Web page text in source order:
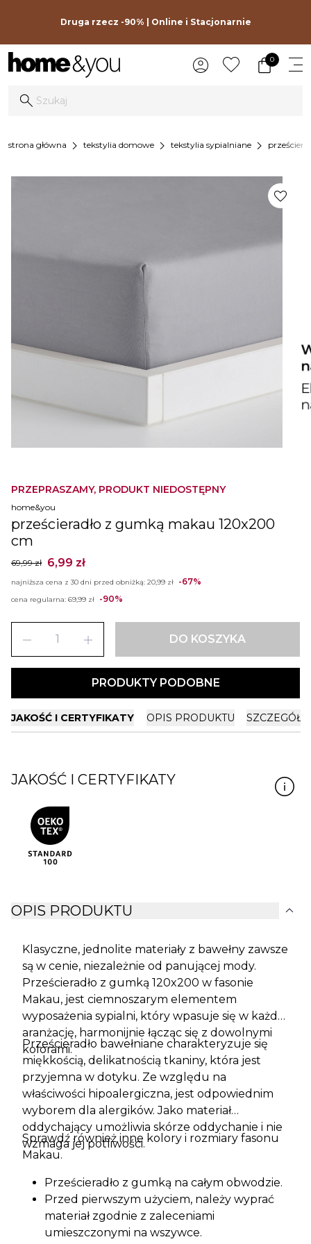
Druga rzecz -90% | Online i Stacjonarnie
0
strona główna chevron_right tekstylia domowe chevron_right tekstylia sypialniane chevron_right
PRZEPRASZAMY, PRODUKT NIEDOSTĘPNY
home&you
prześcieradło z gumką makau 120x200
cm
69,99 zł 6,99 zł
najniższa cena z 30 dni przed obniżką: 20,99 zł -67%
cena regularna: 69,99 zł -90%
remove add DO KOSZYKA
PRODUKTY PODOBNE
favorite
JAKOŚĆ I CERTYFIKATY OPIS PRODUKTU
JAKOŚĆ I CERTYFIKATY
OPIS PRODUKTU expand_more
Klasyczne, jednolite materiały z bawełny zawsze
są w cenie, niezależnie od panującej mody.
Prześcieradło z gumką 120x200 w fasonie
Makau, jest ciemnoszarym elementem
wyposażenia sypialni, który wpasuje się w każdą
aranżację, harmonijnie łącząc się z dowolnymi
kolorami.
Prześcieradło bawełniane charakteryzuje się
miękkością, delikatnością tkaniny, która jest
przyjemna w dotyku. Ze względu na
właściwości hipoalergiczna, jest odpowiednim
wyborem dla alergików. Jako materiał
oddychający umożliwia skórze oddychanie i nie
wzmaga jej potliwości.
Sprawdź równieżinne kolory i rozmiary fasonu
Makau.
Prześcieradło z gumką na całym obwodzie.
Przed pierwszym użyciem, należy wyprać
materiał zgodnie z zaleceniami
umieszczonymi na wszywce.